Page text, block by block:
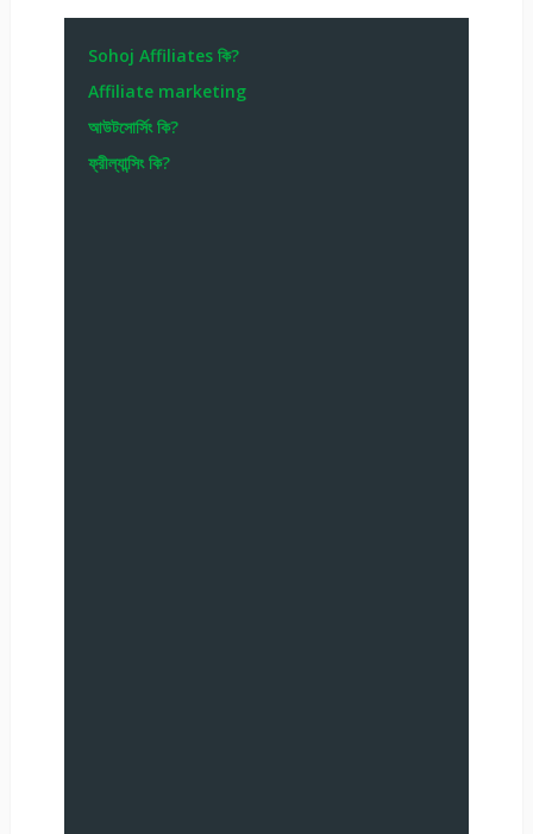
Sohoj Affiliates কি?
Affiliate marketing
আউটসোর্সিং কি?
ফ্রীল্যান্সিং কি?